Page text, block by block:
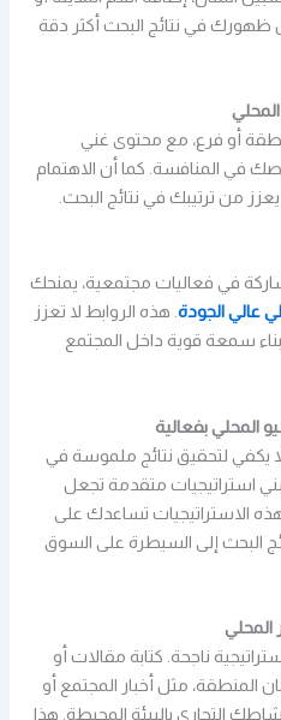
ظهورك في نتائج البحث أكثر دقة
أو فرع، مع محتوى غني
في المنافسة. كما أن الاهتمام
من ترتيبك في نتائج البحث.
في فعاليات مجتمعية، يمنحك
عالي الجودة. هذه الروابط لا تعزز
سمعة قوية داخل المجتمع
المحلي بفعالية
يكفي لتحقيق نتائج ملموسة في
استراتيجيات متقدمة تجعل
الاستراتيجيات تساعدك على
البحث إلى السيطرة على السوق
ناجحة. كتابة مقالات أو
مثل أخبار المجتمع أو
التجاري بالبيئة المحيطة. هذا